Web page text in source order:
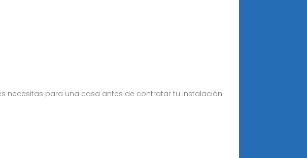
necesitas para una casa antes de contratar tu instalación.